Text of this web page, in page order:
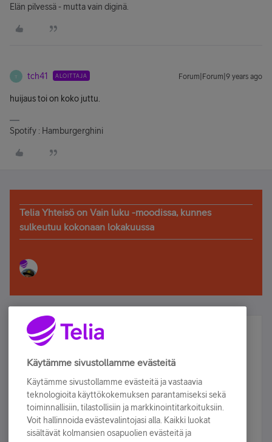
Elän pilvessä - mutta vain diginä.
T tch41 ALOITTAJA Forum|Forum|9 years ago
huijaus toi on koko juttu.
Spotify : Hamburgerghini
Telia Yhteisö on Vain luku -moodissa, kunnes
sulkeutuu kokonaan lokakuussa
Älä jää paitsi – osallistu ja voita!
Tilaa Telian uutiskirje ja olet mukana arvonnassa.
sähköpostiisi.
Tilaa nyt
Käytämme sivustollamme evästeitä
Käytämme sivustollamme evästeitä ja vastaavia
teknologioita käyttökokemuksen parantamiseksi sekä
toiminnallisiin, tilastollisiin ja markkinointitarkoituksiin.
Voit hallinnoida evästevalintojasi alla. Kaikki luokat
sisältävät kolmansien osapuolien evästeitä ja